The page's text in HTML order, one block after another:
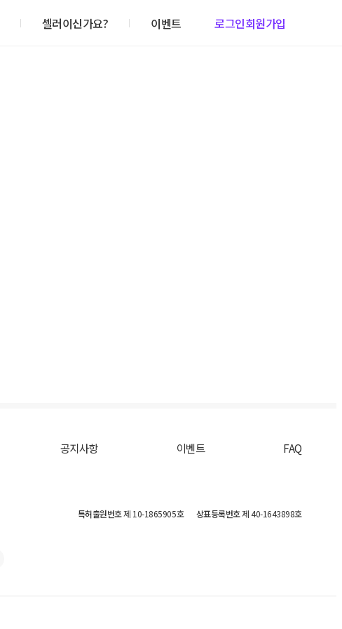
셀러이신가요? 이벤트 로그인회원가입
공지사항 이벤트 FAQ
특허출원번호제 10-1865905호 상표등록번호제 40-1643898호